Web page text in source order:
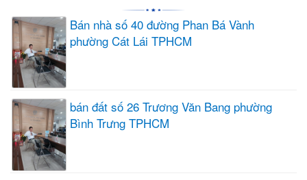
Bán nhà số 40 đường Phan Bá Vành
phường Cát Lái TPHCM
bán đất số 26 Trương Văn Bang phường
Bình Trưng TPHCM